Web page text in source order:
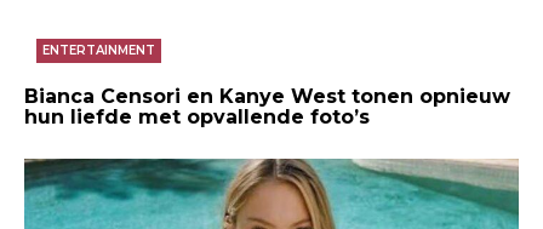
ENTERTAINMENT
Bianca Censori en Kanye West tonen opnieuw
hun liefde met opvallende foto’s